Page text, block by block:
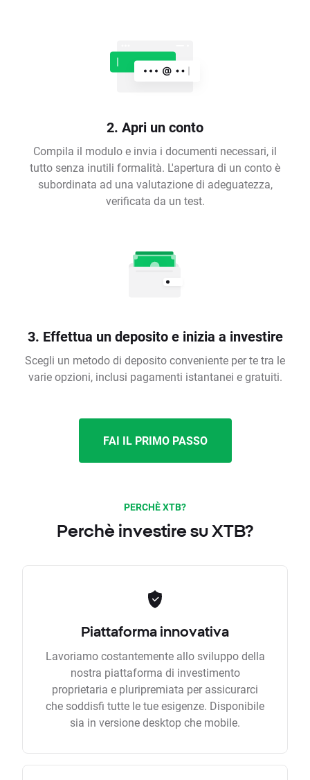
2. Apri un conto
Compila il modulo e invia i documenti necessari, il
tutto senza inutili formalità. L'apertura di un conto è
subordinata ad una valutazione di adeguatezza,
verificata da un test.
3. Effettua un deposito e inizia a investire
Scegli un metodo di deposito conveniente per te tra le
varie opzioni, inclusi pagamenti istantanei e gratuiti.
FAI IL PRIMO PASSO
PERCHÈ XTB?
Perchè investire su XTB?
Piattaforma innovativa
Lavoriamo costantemente allo sviluppo della
nostra piattaforma di investimento
proprietaria e pluripremiata per assicurarci
che soddisfi tutte le tue esigenze. Disponibile
sia in versione desktop che mobile.